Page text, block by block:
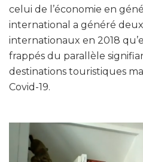
celui de l’économie en
international a généré
internationaux en 2018
frappés du parallèle
destinations touristiques
Covid-19.